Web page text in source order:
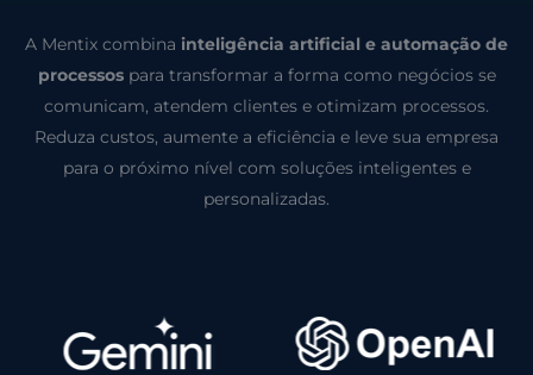
A Mentix combina inteligência artificial e automação de
processospara transformar a forma como negócios se
comunicam, atendem clientes e otimizam processos.
Reduza custos, aumente a eficiência e leve sua empresa
para o próximo nível com soluções inteligentes e
personalizadas.